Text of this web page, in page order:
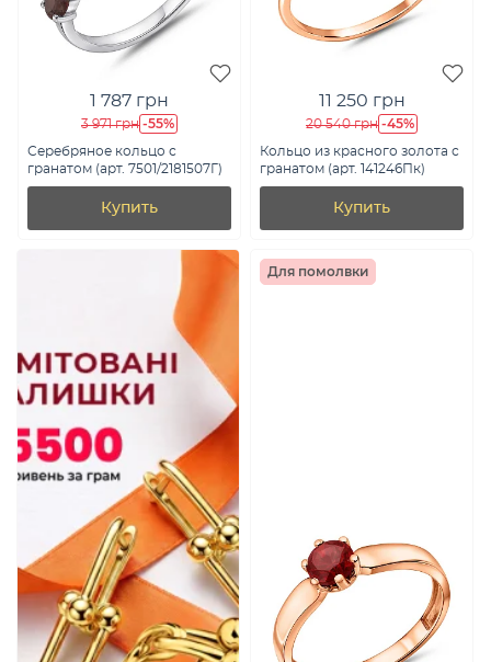
1 787 грн
3 971 грн -55%
Серебряное кольцо с
гранатом (арт. 7501/2181507Г)
Купить
11 250 грн
20 540 грн -45%
Кольцо из красного золота с
гранатом (арт. 141246Пк)
Купить
Для помолвки